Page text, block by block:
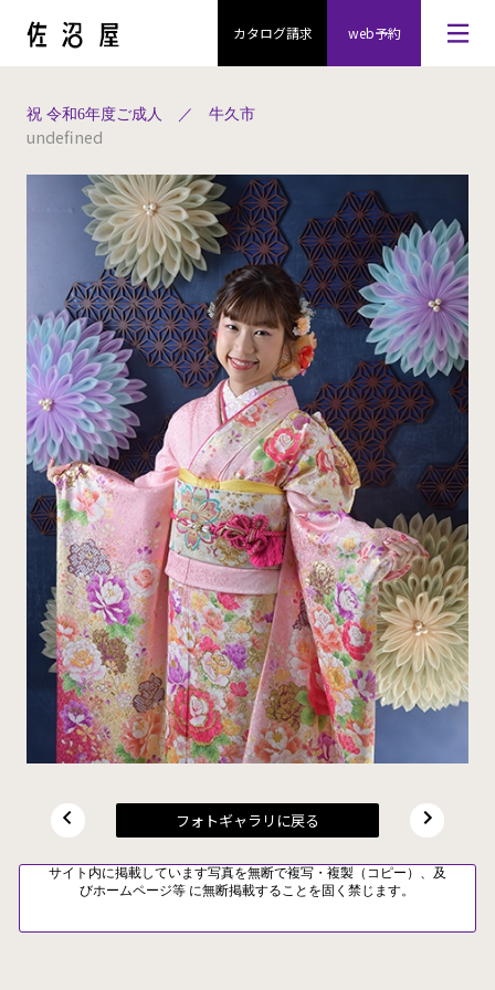
カタログ請求 web予約
祝 令和6年度ご成人 ／ 牛久市
undefined
フォトギャラリに戻る
サイト内に掲載しています写真を無断で複写・複製（コピー）、及
びホームページ等 に無断掲載することを固く禁じます。